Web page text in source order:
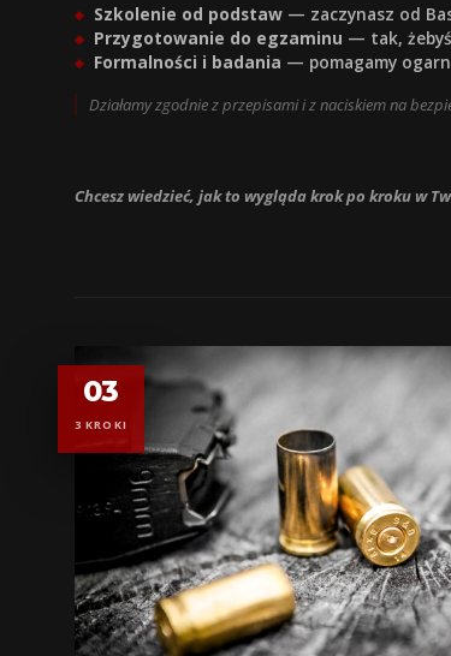
Szkolenie od podstaw — zaczynasz od
Przygotowanie do egzaminu — tak,
Formalności i badania — pomagamy
Działamy zgodnie z przepisami i z naciskiem na
Chcesz wiedzieć, jak to wygląda krok po kroku w
03
3 KROKI